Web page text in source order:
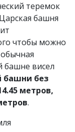
теремок
башня
чтобы можно
башне висел
башни без
метров,
.